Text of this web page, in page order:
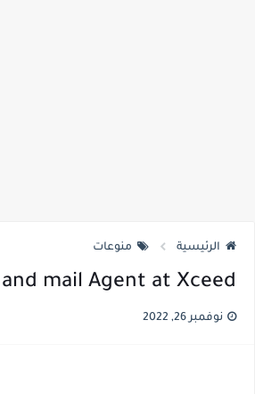
الرئيسية منوعات
mail Agent at Xceed
نوفمبر 26, 2022